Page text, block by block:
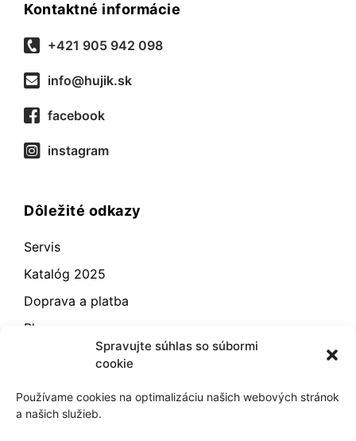
Spravujte súhlas so súbormi
cookie
Používame cookies na optimalizáciu našich webových stránok
a našich služieb.
Kontaktné informácie
+421 905 942 098
info@hujik.sk
facebook
instagram
Dôležité odkazy
Servis
Katalóg 2025
Doprava a platba
Blog
Odstúpenie od zmluvy